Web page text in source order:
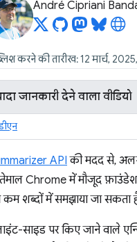
André Cipriani
करने की तारीख: 12 मार्च,
जानकारी देने वाला वीडियो
API की मदद से,
Chrome में मौजूद
कम शब्दों में समझाया जा सकता
साइड पर किए जाने वाले